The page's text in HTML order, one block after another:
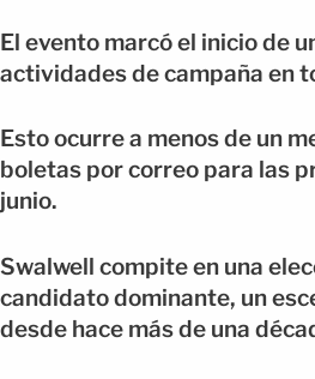
El evento marcó el inicio de
actividades de campaña en
Esto ocurre a menos de un
boletas por correo para las
junio.
Swalwell compite en una
candidato dominante, un
desde hace más de una